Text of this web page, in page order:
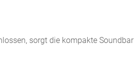
sorgt die kompakte